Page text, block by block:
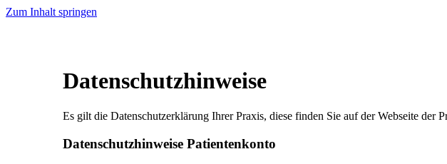
Zum Inhalt springen
Datenschutzhinweise
Es gilt die Datenschutzerklärung Ihrer Praxis, diese finden Sie auf der Webseite der
Datenschutzhinweise Patientenkonto